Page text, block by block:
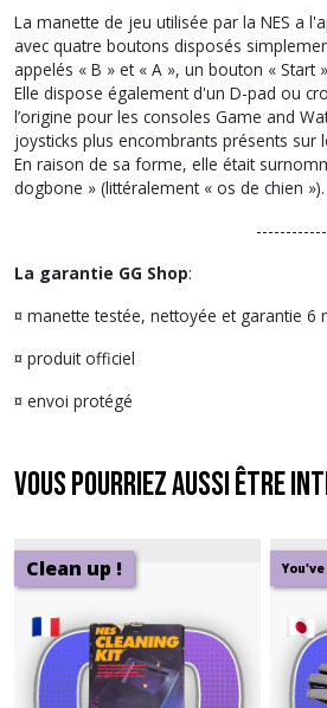
La manette de jeu utilisée par la NES a
avec quatre boutons disposés
appelés « B » et « A », un bouton « Start
Elle dispose également d'un D-pad ou
l’origine pour les consoles Game and
joysticks plus encombrants présents sur
En raison de sa forme, elle était
dogbone » (littéralement « os de chien »).
La garantie GG Shop:
¤ manette testée, nettoyée et garantie 6
¤ produit officiel
¤ envoi protégé
Vous pourriez aussi être
Clean up !